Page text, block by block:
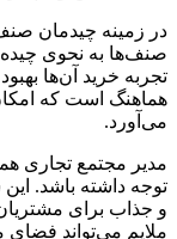
در زمینه چیدمان
صنف‌ها به نحوی
تجربه خرید آن‌ها
هماهنگ است که
می‌آورد.
مدیر مجتمع تجاری
توجه داشته باشد.
و جذاب برای
ملایم می‌تواند فضای